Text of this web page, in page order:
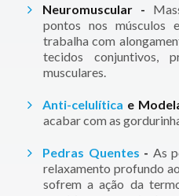
Neuromuscular -
pontos nos músculos
trabalha com
tecidos conjuntivos,
musculares.
Anti-celulítica e
acabar com as
Pedras Quentes - As
relaxamento profundo
sofrem a ação da